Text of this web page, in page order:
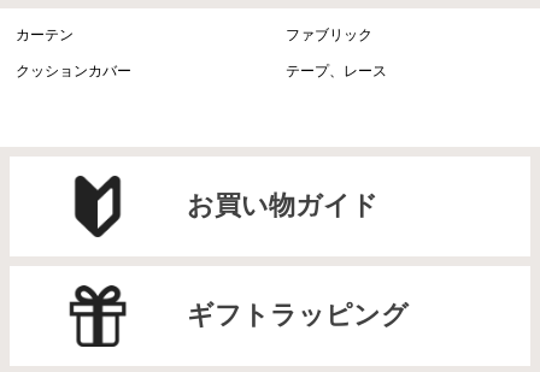
カーテン ファブリック
クッションカバー テープ、レース
お買い物ガイド
ギフトラッピング